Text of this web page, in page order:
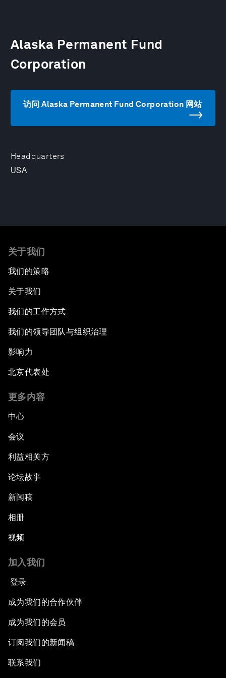
Headquarters
USA
Alaska Permanent Fund
Corporation
访问 Alaska Permanent Fund Corporation 网站
关于我们
我们的策略
关于我们
我们的工作方式
我们的领导团队与组织治理
影响力
北京代表处
更多内容
中心
会议
利益相关方
论坛故事
新闻稿
相册
视频
加入我们
登录
成为我们的合作伙伴
成为我们的会员
订阅我们的新闻稿
联系我们